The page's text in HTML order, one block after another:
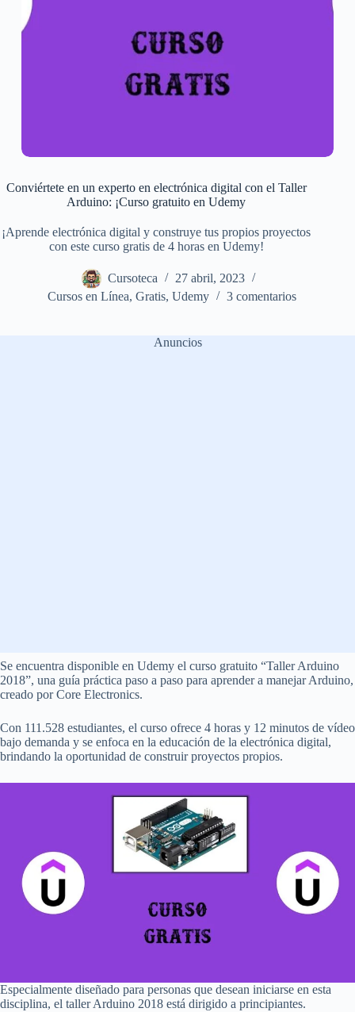
Conviértete en un experto en electrónica digital con el Taller
Arduino: ¡Curso gratuito en Udemy
¡Aprende electrónica digital y construye tus propios proyectos
con este curso gratis de 4 horas en Udemy!
Cursoteca
27 abril, 2023
Cursos en Línea,Gratis,Udemy 3 comentarios
Anuncios
Se encuentra disponible en Udemy el curso gratuito “Taller Arduino
2018”, una guía práctica paso a paso para aprender a manejar Arduino,
creado por Core Electronics.
Con 111.528 estudiantes, el curso ofrece 4 horas y 12 minutos de vídeo
bajo demanda y se enfoca en la educación de la electrónica digital,
brindando la oportunidad de construir proyectos propios.
Especialmente diseñado para personas que desean iniciarse en esta
disciplina, el taller Arduino 2018 está dirigido a principiantes.